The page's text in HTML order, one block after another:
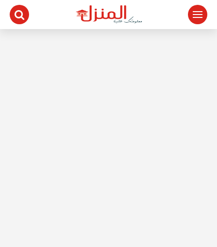
التجاوز
المحتوى